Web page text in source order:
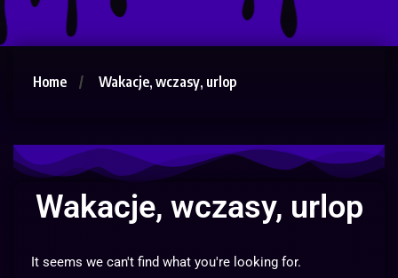
Home Wakacje, wczasy, urlop
Wakacje, wczasy, urlop
It seems we can't find what you're looking for.